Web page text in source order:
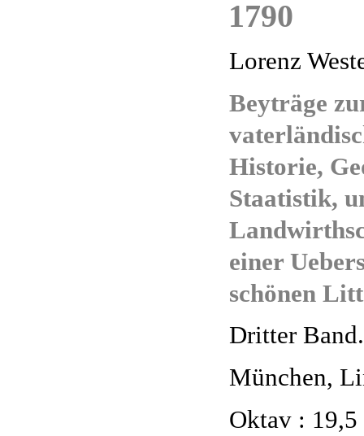
1790
Lorenz
Beyträge
Historie,
Staatistik,
einer
schönen
Dritter Band.
München,
Oktav :